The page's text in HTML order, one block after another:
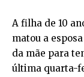
A filha de 10
matou a
da mãe para
última quarta-